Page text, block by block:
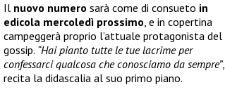
Il nuovo numero sarà come di consueto in
edicola mercoledì prossimo, e in copertina
campeggerà proprio l’attuale protagonista del
gossip. “Hai pianto tutte le tue lacrime per
confessarci qualcosa che conosciamo da sempre”,
recita la didascalia al suo primo piano.